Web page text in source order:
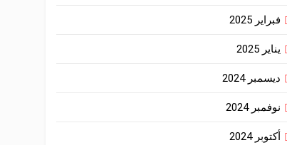
فبراير 2025
يناير 2025
ديسمبر 2024
نوفمبر 2024
أكتوبر 2024